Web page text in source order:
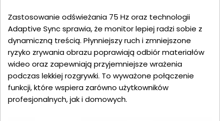
Zastosowanie odświeżania 75 Hz oraz technologii
Adaptive Sync sprawia, że monitor lepiej radzi sobie z
dynamiczną treścią. Płynniejszy ruch i zmniejszone
ryzyko zrywania obrazu poprawiają odbiór materiałów
wideo oraz zapewniają przyjemniejsze wrażenia
podczas lekkiej rozgrywki. To wyważone połączenie
funkcji, które wspiera zarówno użytkowników
profesjonalnych, jak i domowych.